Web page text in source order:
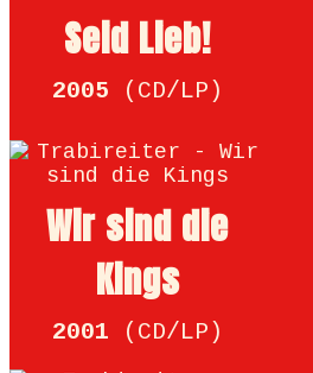
Seid Lieb!
2005 (CD/LP)
Wir sind die
Kings
2001 (CD/LP)